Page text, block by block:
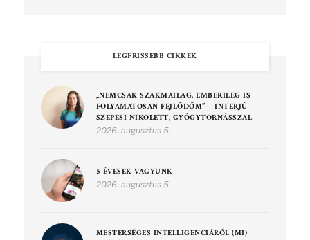
LEGFRISSEBB CIKKEK
„NEMCSAK SZAKMAILAG, EMBERILEG IS
FOLYAMATOSAN FEJLŐDŐM” – INTERJÚ
SZEPESI NIKOLETT, GYÓGYTORNÁSSZAL
2026. augusztus 5.
5 ÉVESEK VAGYUNK
2026. augusztus 5.
MESTERSÉGES INTELLIGENCIÁRÓL (MI)